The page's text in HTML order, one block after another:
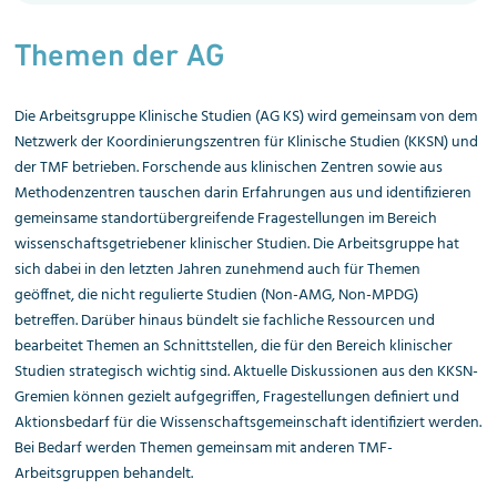
Themen der AG
Die Arbeitsgruppe Klinische Studien (AG KS) wird gemeinsam von dem
Netzwerk der Koordinierungszentren für Klinische Studien (KKSN) und
der TMF betrieben. Forschende aus klinischen Zentren sowie aus
Methodenzentren tauschen darin Erfahrungen aus und identifizieren
gemeinsame standortübergreifende Fragestellungen im Bereich
wissenschaftsgetriebener klinischer Studien. Die Arbeitsgruppe hat
sich dabei in den letzten Jahren zunehmend auch für Themen
geöffnet, die nicht regulierte Studien (Non-AMG, Non-MPDG)
betreffen. Darüber hinaus bündelt sie fachliche Ressourcen und
bearbeitet Themen an Schnittstellen, die für den Bereich klinischer
Studien strategisch wichtig sind. Aktuelle Diskussionen aus den KKSN-
Gremien können gezielt aufgegriffen, Fragestellungen definiert und
Aktionsbedarf für die Wissenschaftsgemeinschaft identifiziert werden.
Bei Bedarf werden Themen gemeinsam mit anderen TMF-
Arbeitsgruppen behandelt.